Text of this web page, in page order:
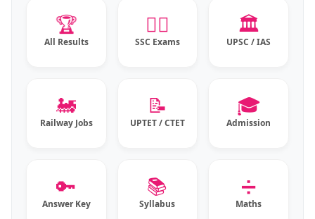
🏆
All Results
👮‍♂️
SSC Exams
🏛️
UPSC / IAS
🚂
Railway Jobs
📝
UPTET / CTET
🎓
Admission
🔑
Answer Key
📚
Syllabus
➗
Maths